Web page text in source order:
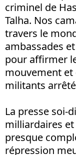
criminel de
Talha. Nos
travers le
ambassades
pour affirmer
mouvement et
militants
La presse soi-
milliardaires
presque
répression